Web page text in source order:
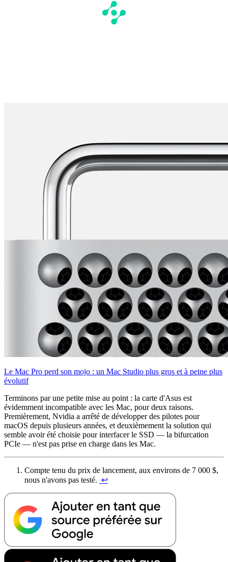
Le Mac Pro perd son mojo : un Mac Studio plus gros et à peine plus
évolutif
Terminons par une petite mise au point : la carte d'Asus est
évidemment incompatible avec les Mac, pour deux raisons.
Premièrement, Nvidia a arrêté de développer des pilotes pour
macOS depuis plusieurs années, et deuxièmement la solution qui
semble avoir été choisie pour interfacer le SSD — la bifurcation
PCIe — n'est pas prise en charge dans les Mac.
Compte tenu du prix de lancement, aux environs de 7 000 $,
nous n'avons pas testé. ↩︎